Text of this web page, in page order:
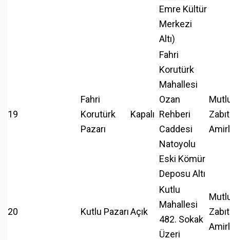
Emre Kültür
Merkezi
Altı)
19
Fahri
Korutürk
Pazarı
Kapalı
Fahri
Korutürk
Mahallesi
Ozan
Rehberi
Caddesi
Natoyolu
Eski Kömür
Deposu Altı
20 Kutlu PazarıAçık
Kutlu
Mahallesi
482. Sokak
Üzeri